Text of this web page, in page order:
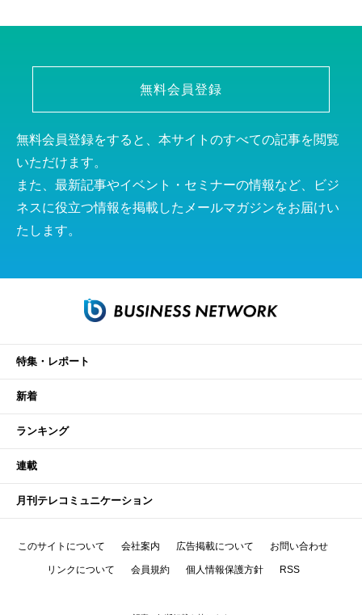
無料会員登録
無料会員登録をすると、本サイトのすべての記事を閲覧
いただけます。
また、最新記事やイベント・セミナーの情報など、ビジ
ネスに役立つ情報を掲載したメールマガジンをお届けい
たします。
特集・レポート
新着
ランキング
連載
月刊テレコミュニケーション
このサイトについて 会社案内 広告掲載について お問い合わせ
リンクについて 会員規約 個人情報保護方針 RSS